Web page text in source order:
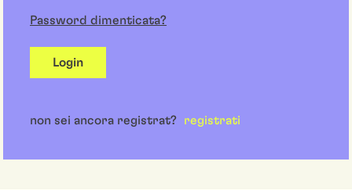
Password dimenticata?
Login
non sei ancora registrat? registrati